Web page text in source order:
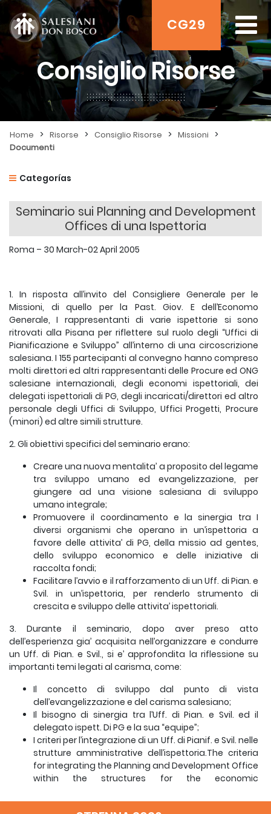
CG29
Consiglio Risorse
Home > Risorse > Consiglio Risorse > Missioni >
Documenti
Categorías
Seminario sui Planning and Development
Offices di una Ispettoria
Roma – 30 March-02 April 2005
1. In risposta all’invito del Consigliere Generale per le
Missioni, di quello per la Past. Giov. E dell’Economo
Generale, I rappresentanti di varie ispettorie si sono
ritrovati alla Pisana per riflettere sul ruolo degli “Uffici di
Pianificazione e Sviluppo” all’interno di una circoscrizione
salesiana. I 155 partecipanti al convegno hanno compreso
molti direttori ed altri rappresentanti delle Procure ed ONG
salesiane internazionali, degli economi ispettoriali, dei
delegati ispettoriali di PG, degli incaricati/direttori ed altro
personale degli Uffici di Sviluppo, Uffici Progetti, Procure
(minori) ed altre simili strutture.
2. Gli obiettivi specifici del seminario erano:
Creare una nuova mentalita’ a proposito del legame
tra sviluppo umano ed evangelizzazione, per
giungere ad una visione salesiana di sviluppo
umano integrale;
Promuovere il coordinamento e la sinergia tra I
diversi organismi che operano in un’ispettoria a
favore delle attivita’ di PG, della missio ad gentes,
dello sviluppo economico e delle iniziative di
raccolta fondi;
Facilitare l’avvio e il rafforzamento di un Uff. di Pian. e
Svil. in un’ispettoria, per renderlo strumento di
crescita e sviluppo delle attivita’ ispettoriali.
3. Durante il seminario, dopo aver preso atto
dell’esperienza gia’ acquisita nell’organizzare e condurre
un Uff. di Pian. e Svil., si e’ approfondita la riflessione su
importanti temi legati al carisma, come:
Il concetto di sviluppo dal punto di vista
dell’evangelizzazione e del carisma salesiano;
Il bisogno di sinergia tra l’Uff. di Pian. e Svil. ed il
delegato ispett. Di PG e la sua “equipe”;
I criteri per l’integrazione di un Uff. di Pianif. e Svil. nelle
strutture amministrative dell’ispettoria.The criteria
for integrating the Planning and Development Office
within the structures for the economic